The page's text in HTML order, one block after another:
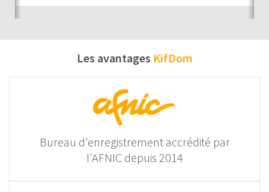
Les avantages KifDom
Bureau d'enregistrement accrédité par
l'AFNIC depuis 2014